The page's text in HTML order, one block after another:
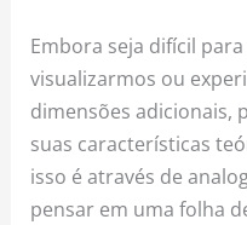
Embora seja difícil
visualizarmos ou
dimensões adicionais,
suas características
isso é através de
pensar em uma folha